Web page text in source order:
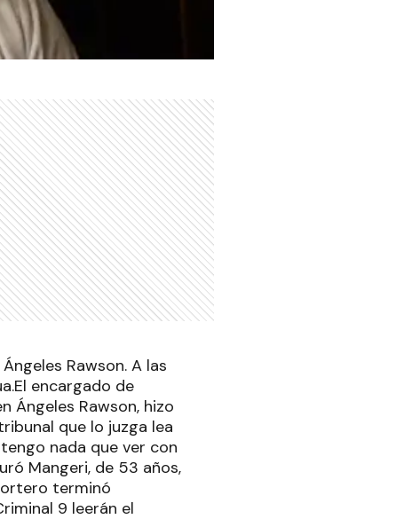
Rawson. A las
encargado de
Ángeles Rawson, hizo
que lo juzga lea
nada que ver con
Mangeri, de 53 años,
terminó
9 leerán el